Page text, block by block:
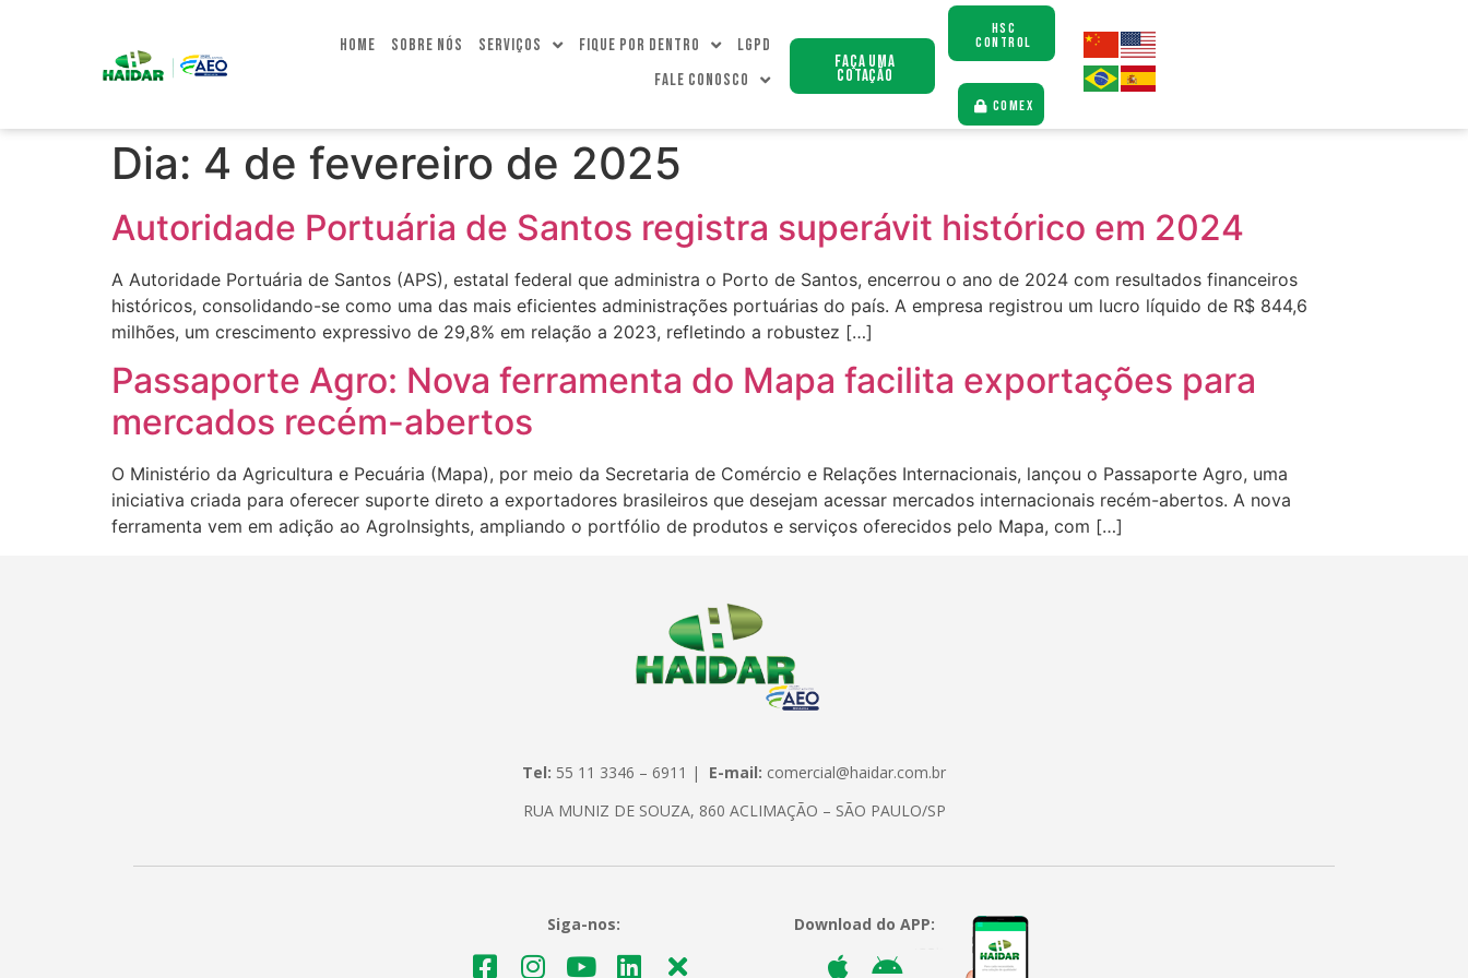
Home Sobre Nós Serviços Fique Por dentro
LGPD
Fale Conosco
Faça uma
Cotação
HSC
CONTROL
COMEX
Dia: 4 de fevereiro de 2025
Autoridade Portuária de Santos registra superávit histórico em 2024
A Autoridade Portuária de Santos (APS), estatal federal que administra o Porto de Santos, encerrou o ano de 2024 com resultados financeiros
históricos, consolidando-se como uma das mais eficientes administrações portuárias do país. A empresa registrou um lucro líquido de R$ 844,6
milhões, um crescimento expressivo de 29,8% em relação a 2023, refletindo a robustez […]
Passaporte Agro: Nova ferramenta do Mapa facilita exportações para
mercados recém-abertos
O Ministério da Agricultura e Pecuária (Mapa), por meio da Secretaria de Comércio e Relações Internacionais, lançou o Passaporte Agro, uma
iniciativa criada para oferecer suporte direto a exportadores brasileiros que desejam acessar mercados internacionais recém-abertos. A nova
ferramenta vem em adição ao AgroInsights, ampliando o portfólio de produtos e serviços oferecidos pelo Mapa, com […]
Tel: 55 11 3346 – 6911 | E-mail: comercial@haidar.com.br
RUA MUNIZ DE SOUZA, 860 ACLIMAÇÃO – SÃO PAULO/SP
Siga-nos: Download do APP: